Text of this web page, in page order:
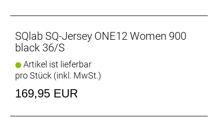
SQlab SQ-Jersey ONE12 Women 900
black 36/S
Artikel ist lieferbar
pro Stück (inkl. MwSt.)
169,95 EUR